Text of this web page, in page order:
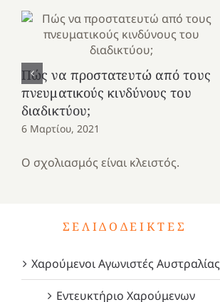
Πώς να προστατευτώ από τους
πνευματικούς κινδύνους του
διαδικτύου;
6 Μαρτίου, 2021
Ο σχολιασμός είναι κλειστός.
ΣΕΛΙΔΟΔΕΊΚΤΕΣ
Χαρούμενοι Αγωνιστές Αυστραλίας
Εντευκτήριο Χαρούμενων